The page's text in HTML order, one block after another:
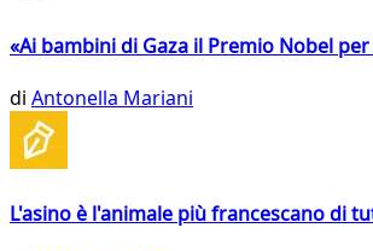
«Ai bambini di Gaza il Premio Nobel per
di Antonella Mariani
L'asino è l'animale più francescano di